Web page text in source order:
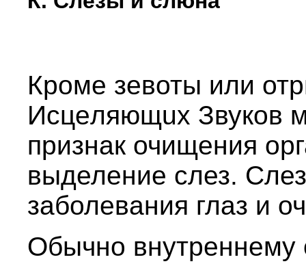
Кроме зевоты или
Исцeляющux Звуков
признак очищения
выделение слез.
заболевания глаз и
Обычно внутреннему